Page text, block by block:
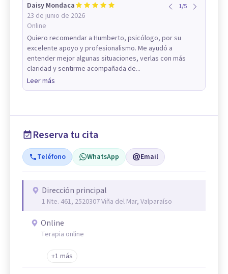
Daisy Mondaca
23 de junio de 2026
Online
1/5
Quiero recomendar a Humberto, psicólogo, por su
excelente apoyo y profesionalismo. Me ayudó a
entender mejor algunas situaciones, verlas con más
claridad y sentirme acompañada de...
Leer más
Reserva tu cita
Teléfono WhatsApp Email
Dirección principal
1 Nte. 461, 2520307 Viña del Mar, Valparaíso
Online
Terapia online
+1 más